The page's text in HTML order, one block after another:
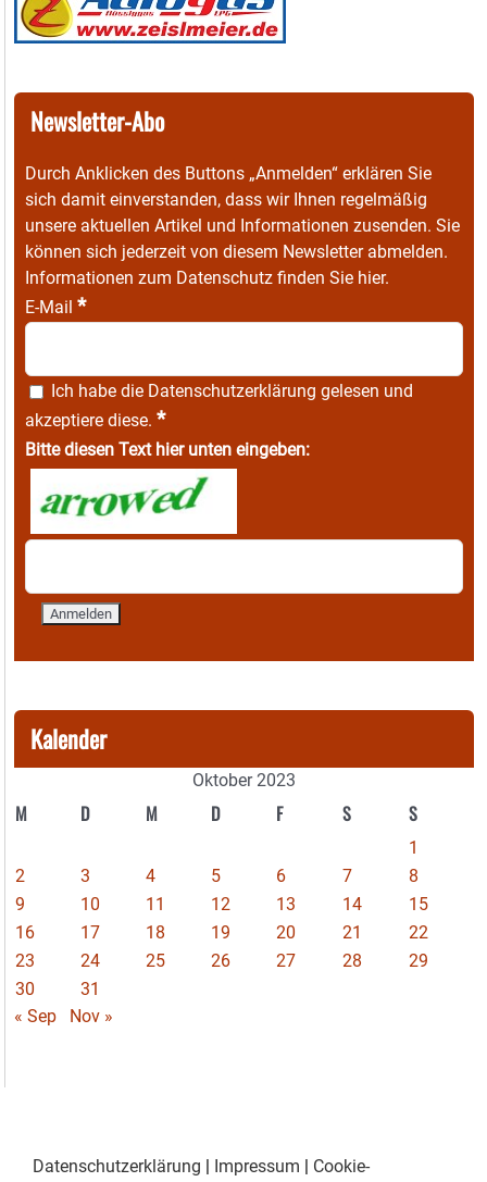
Newsletter-Abo
Durch Anklicken des Buttons „Anmelden“ erklären Sie
sich damit einverstanden, dass wir Ihnen regelmäßig
unsere aktuellen Artikel und Informationen zusenden. Sie
können sich jederzeit von diesem Newsletter abmelden.
Informationen zum Datenschutz finden Sie hier.
E-Mail *
Ich habe die Datenschutzerklärung gelesen und
akzeptiere diese. *
Bitte diesen Text hier unten eingeben:
Kalender
Oktober 2023
M D M D F S S
1
2
3 4 5 6 7
8
9
10 11 12 13 14
15
16
17 18 19 20 21
22
23
24 25 26 27 28
29
30
31
« Sep
Nov »
Datenschutzerklärung | Impressum | Cookie-